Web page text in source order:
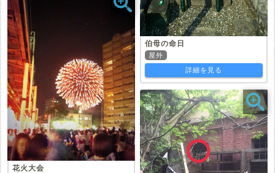
花火大会
伯母の命日
屋外
詳細を見る